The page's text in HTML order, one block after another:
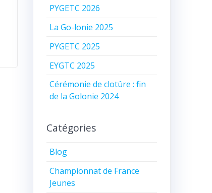
PYGETC 2026
La Go-lonie 2025
PYGETC 2025
EYGTC 2025
Cérémonie de clotûre : fin
de la Golonie 2024
Catégories
Blog
Championnat de France
Jeunes